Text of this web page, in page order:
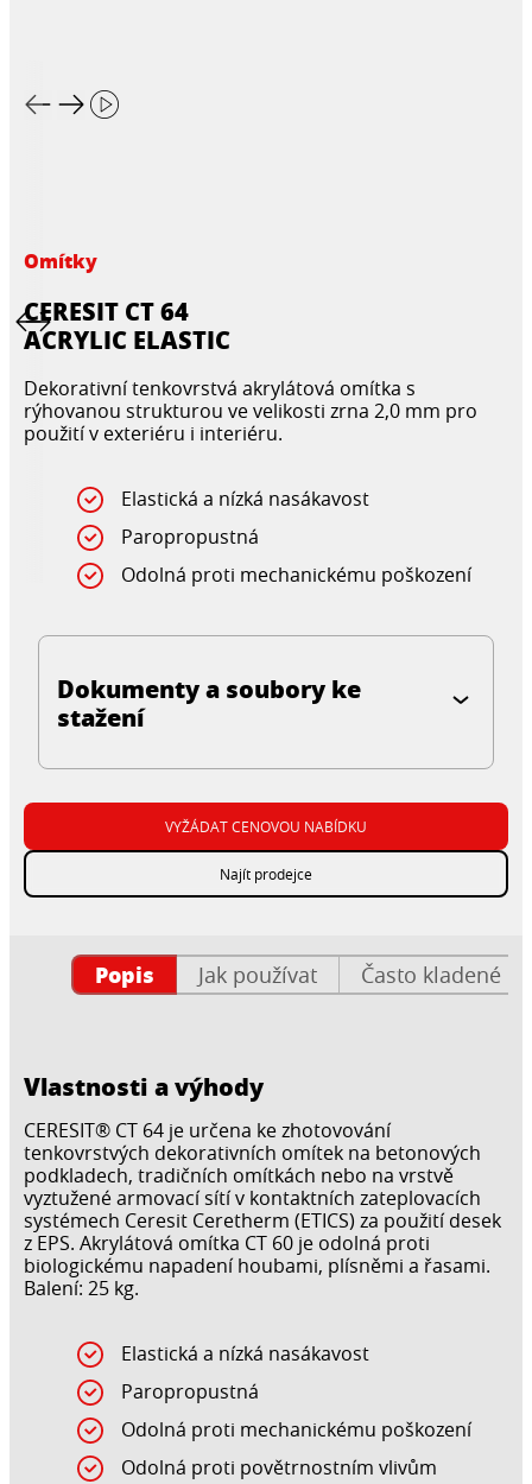
Omítky
CERESIT CT 64
ACRYLIC ELASTIC
Dekorativní tenkovrstvá akrylátová omítka s
rýhovanou strukturou ve velikosti zrna 2,0 mm pro
použití v exteriéru i interiéru.
Elastická a nízká nasákavost
Paropropustná
Odolná proti mechanickému poškození
Dokumenty a soubory ke
stažení
VYŽÁDAT CENOVOU NABÍDKU
Najít prodejce
Popis Jak používat Často kladené
Vlastnosti a výhody
CERESIT® CT 64 je určena ke zhotovování
tenkovrstvých dekorativních omítek na betonových
podkladech, tradičních omítkách nebo na vrstvě
vyztužené armovací sítí v kontaktních zateplovacích
systémech Ceresit Ceretherm (ETICS) za použití desek
z EPS. Akrylátová omítka CT 60 je odolná proti
biologickému napadení houbami, plísněmi a řasami.
Balení: 25 kg.
Elastická a nízká nasákavost
Paropropustná
Odolná proti mechanickému poškození
Odolná proti povětrnostním vlivům